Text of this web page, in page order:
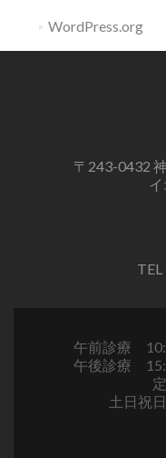
WordPress.org
〒243-0432
午前診療
午後診療
土日祝